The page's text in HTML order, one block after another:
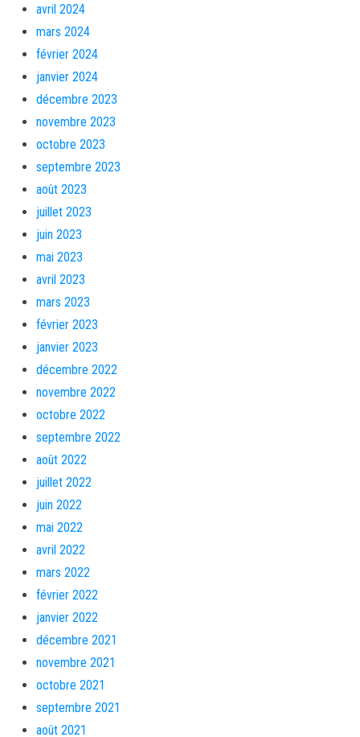
avril 2024
mars 2024
février 2024
janvier 2024
décembre 2023
novembre 2023
octobre 2023
septembre 2023
août 2023
juillet 2023
juin 2023
mai 2023
avril 2023
mars 2023
février 2023
janvier 2023
décembre 2022
novembre 2022
octobre 2022
septembre 2022
août 2022
juillet 2022
juin 2022
mai 2022
avril 2022
mars 2022
février 2022
janvier 2022
décembre 2021
novembre 2021
octobre 2021
septembre 2021
août 2021